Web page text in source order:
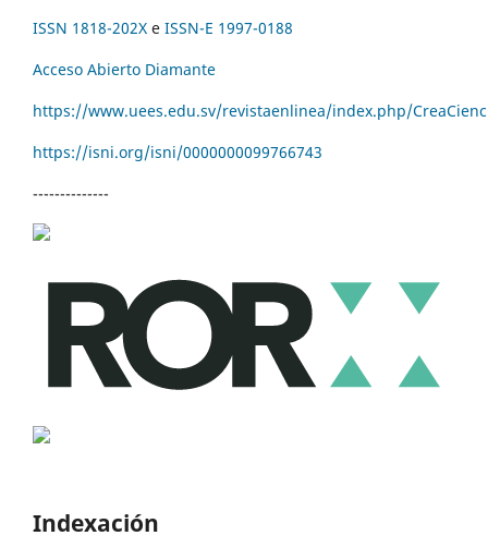
ISSN 1818-202X e ISSN-E 1997-0188
Acceso Abierto Diamante
https://www.uees.edu.sv/revistaenlinea/index.php/
https://isni.org/isni/0000000099766743
--------------
Indexación